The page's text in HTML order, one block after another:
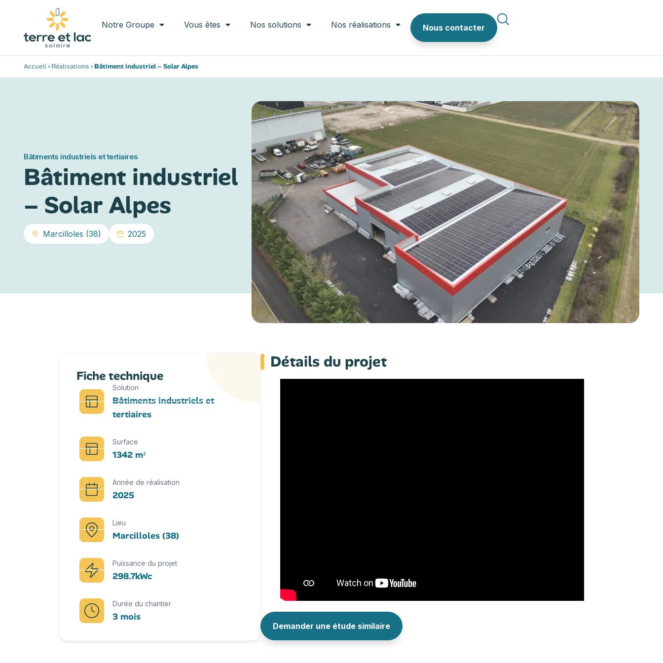
Notre Groupe Vous êtes Nos solutions Nos réalisations Nous contacter
Accueil› Réalisations › Bâtiment industriel – Solar Alpes
Bâtiments industriels et tertiaires
Bâtiment industriel
– Solar Alpes
Marcilloles (38) 2025
Fiche technique
Solution
Bâtiments industriels et
tertiaires
Surface
1342 m²
Année de réalisation
2025
Lieu
Marcilloles (38)
Puissance du projet
298.7kWc
Durée du chantier
3 mois
Détails du projet
Demander une étude similaire